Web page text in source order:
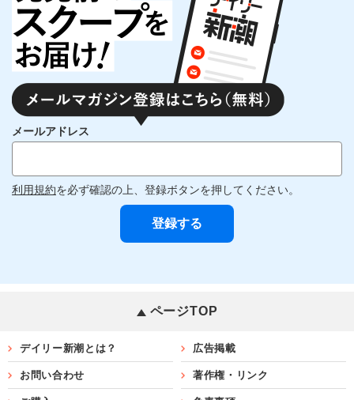
メールアドレス
利用規約を必ず確認の上、登録ボタンを押してください。
ページTOP
デイリー新潮とは？ 広告掲載
お問い合わせ 著作権・リンク